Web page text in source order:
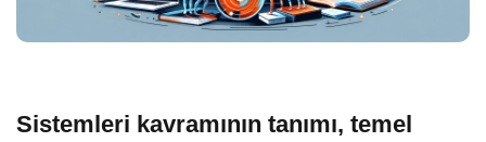
Sistemleri kavramının tanımı, temel